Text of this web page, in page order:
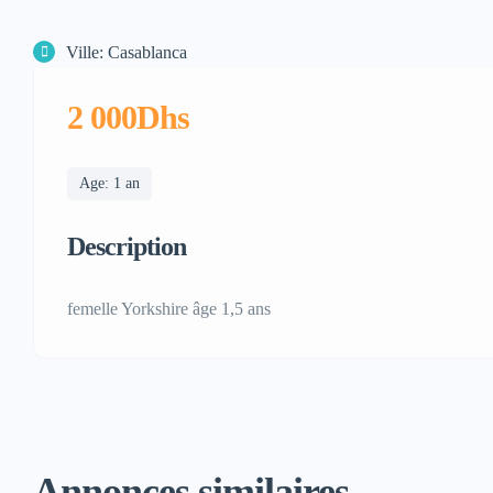
Ville: Casablanca
2 000Dhs
Age: 1 an
Description
femelle Yorkshire âge 1,5 ans